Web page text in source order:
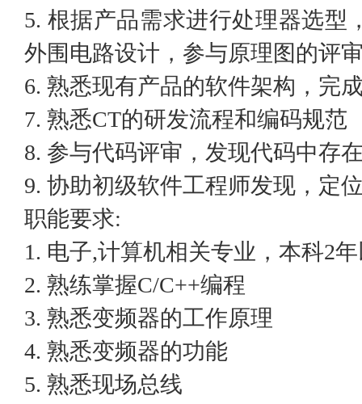
5. 根据产品需求进行处理器选型
外围电路设计，参与原理图的评
6. 熟悉现有产品的软件架构，完
7. 熟悉CT的研发流程和编码规范
8. 参与代码评审，发现代码中存
9. 协助初级软件工程师发现，定
职能要求:
1. 电子,计算机相关专业，本科2
2. 熟练掌握C/C++编程
3. 熟悉变频器的工作原理
4. 熟悉变频器的功能
5. 熟悉现场总线